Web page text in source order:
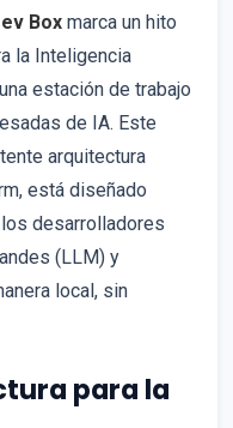
Box marca un hito
la Inteligencia
estación de trabajo
de IA. Este
arquitectura
está diseñado
desarrolladores
(LLM) y
local, sin
para la